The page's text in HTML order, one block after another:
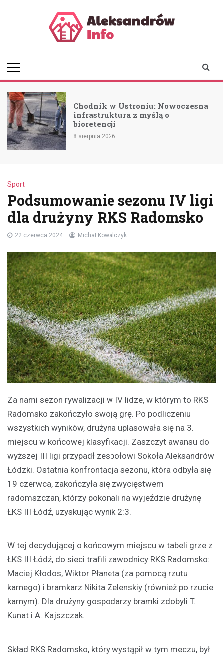
Chodnik w Ustroniu: Nowoczesna
infrastruktura z myślą o
bioretencji
8 sierpnia 2026
Sport
Podsumowanie sezonu IV ligi
dla drużyny RKS Radomsko
22 czerwca 2024 Michał Kowalczyk
Za nami sezon rywalizacji w IV lidze, w którym to RKS
Radomsko zakończyło swoją grę. Po podliczeniu
wszystkich wyników, drużyna uplasowała się na 3.
miejscu w końcowej klasyfikacji. Zaszczyt awansu do
wyższej III ligi przypadł zespołowi Sokoła Aleksandrów
Łódzki. Ostatnia konfrontacja sezonu, która odbyła się
19 czerwca, zakończyła się zwycięstwem
radomszczan, którzy pokonali na wyjeździe drużynę
ŁKS III Łódź, uzyskując wynik 2:3.
W tej decydującej o końcowym miejscu w tabeli grze z
ŁKS III Łódź, do sieci trafili zawodnicy RKS Radomsko:
Maciej Kłodos, Wiktor Płaneta (za pomocą rzutu
karnego) i bramkarz Nikita Zelenskiy (również po rzucie
karnym). Dla drużyny gospodarzy bramki zdobyli T.
Kunat i A. Kajszczak.
Skład RKS Radomsko, który wystąpił w tym meczu, był